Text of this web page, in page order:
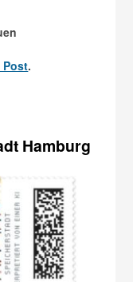
Post.
Hamburg